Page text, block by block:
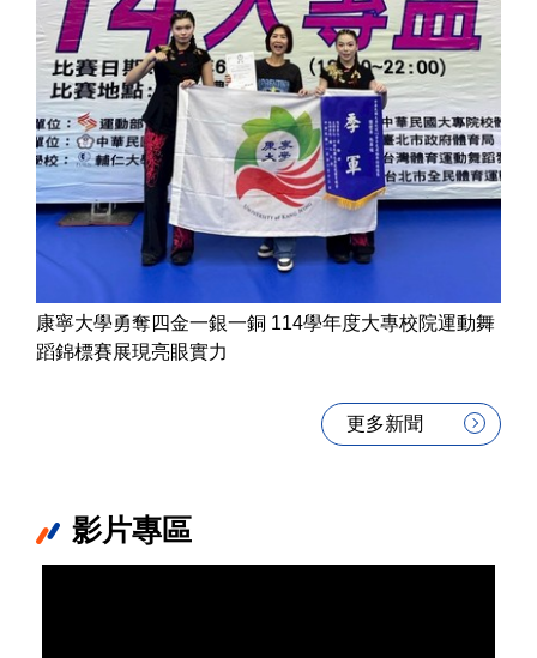
康寧大學勇奪四金一銀一銅 114學年度大專校院運動舞
蹈錦標賽展現亮眼實力
更多新聞
影片專區